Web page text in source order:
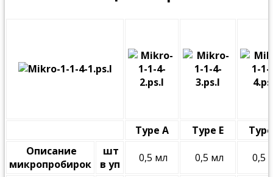
Type A Type E
Описание
микропробирок
шт
в уп
0,5 мл 0,5 мл 0,5